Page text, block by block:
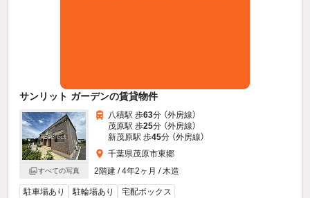
サンリット ガーデンの賃貸物件
すべての写真
八積駅 歩63分 （外房線）
茂原駅 歩25分 （外房線）
新茂原駅 歩45分 （外房線）
千葉県茂原市東郷
2階建 / 4年2ヶ月 / 木造
駐車場あり 駐輪場あり 宅配ボックス